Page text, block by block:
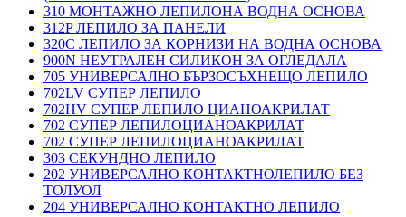
310 МОНТАЖНО ЛЕПИЛОНА ВОДНА ОСНОВА
312P ЛЕПИЛО ЗА ПАНЕЛИ
320C ЛЕПИЛО ЗА КОРНИЗИ НА ВОДНА ОСНОВА
900N НЕУТРАЛЕН СИЛИКОН ЗА ОГЛЕДАЛА
705 УНИВЕРСАЛНО БЪРЗОСЪХНЕЩО ЛЕПИЛО
702LV СУПЕР ЛЕПИЛО
702HV СУПЕР ЛЕПИЛО ЦИАНОАКРИЛАТ
702 СУПЕР ЛЕПИЛОЦИАНОАКРИЛАТ
702 СУПЕР ЛЕПИЛОЦИАНОАКРИЛАТ
303 СЕКУНДНО ЛЕПИЛО
202 УНИВЕРСАЛНО КОНТАКТНОЛЕПИЛО БЕЗ
ТОЛУОЛ
204 УНИВЕРСАЛНО КОНТАКТНО ЛЕПИЛО